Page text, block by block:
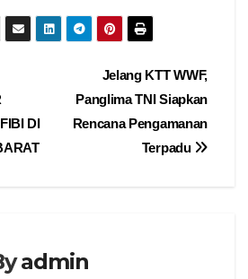
Jelang KTT WWF,
Panglima TNI Siapkan
Rencana Pengamanan
Terpadu
DI
admin